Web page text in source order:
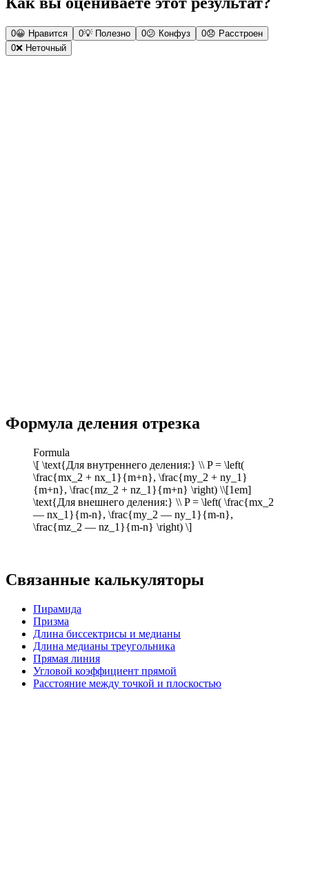
0😀 Нравится 0💡 Полезно 0😕 Конфуз 0😞 Расстроен
0❌ Неточный
Формула деления отрезка
Formula
\[ \text{Для внутреннего деления:} \\ P = \left(
\frac{mx_2 + nx_1}{m+n}, \frac{my_2 + ny_1}
{m+n}, \frac{mz_2 + nz_1}{m+n} \right) \\[1em]
\text{Для внешнего деления:} \\ P = \left( \frac{mx_2
— nx_1}{m-n}, \frac{my_2 — ny_1}{m-n},
\frac{mz_2 — nz_1}{m-n} \right) \]
Связанные калькуляторы
Пирамида
Призма
Длина биссектрисы и медианы
Длина медианы треугольника
Прямая линия
Угловой коэффициент прямой
Расстояние между точкой и плоскостью